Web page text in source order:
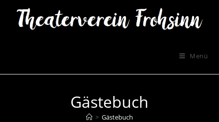
Menü
Gästebuch
> Gästebuch